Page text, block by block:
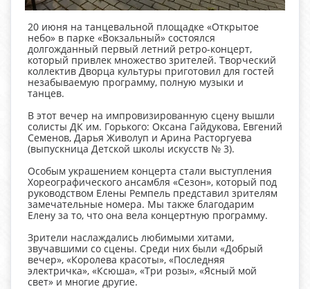
20 июня на танцевальной площадке «Открытое
небо» в парке «Вокзальный» состоялся
долгожданный первый летний ретро-концерт,
который привлек множество зрителей. Творческий
коллектив Дворца культуры приготовил для гостей
незабываемую программу, полную музыки и
танцев.
В этот вечер на импровизированную сцену вышли
солисты ДК им. Горького: Оксана Гайдукова, Евгений
Семенов, Дарья Живолуп и Арина Расторгуева
(выпускница Детской школы искусств № 3).
Особым украшением концерта стали выступления
Хореографического ансамбля «Сезон», который под
руководством Елены Ремпель представил зрителям
замечательные номера. Мы также благодарим
Елену за то, что она вела концертную программу.
Зрители наслаждались любимыми хитами,
звучавшими со сцены. Среди них были «Добрый
вечер», «Королева красоты», «Последняя
электричка», «Ксюша», «Три розы», «Ясный мой
свет» и многие другие.